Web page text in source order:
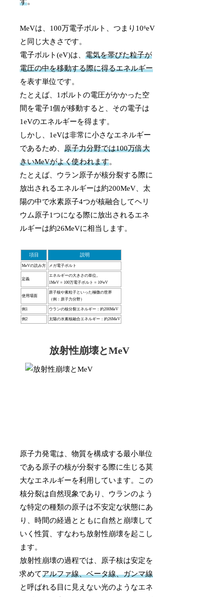
す。
MeVは、100万電子ボルト、つまり10⁶eV
と同じ大きさです。
電子ボルト(eV)は、電気を帯びた粒子が
電圧の中を移動する際に得るエネルギー
を表す単位です。
たとえば、1ボルトの電圧がかかった空
間を電子1個が移動すると、その電子は
1eVのエネルギーを得ます。
しかし、1eVは非常に小さなエネルギー
であるため、原子力分野では100万倍大
きいMeVがよく使われます。
たとえば、ウラン原子が核分裂する際に
放出されるエネルギーは約200MeV、太
陽の中で水素原子4つが核融合してヘリ
ウム原子1つになる際に放出されるエネ
ルギーは約26MeVに相当します。
項目 説明
MeVの読み方 メガ電子ボルト
定義
エネルギーの大きさの単位。
1MeV = 100万電子ボルト = 10⁶eV
使用場面
原子核や素粒子といった極微の世界
（例：原子力分野）
例1 ウランの核分裂エネルギー：約200MeV
例2 太陽の水素核融合エネルギー：約26MeV
放射性崩壊とMeV
原子力発電は、物質を構成する最小単位
である原子の核が分裂する際に生じる莫
大なエネルギーを利用しています。この
核分裂は自然現象であり、ウランのよう
な特定の種類の原子は不安定な状態にあ
り、時間の経過とともに自然と崩壊して
いく性質、すなわち放射性崩壊を起こし
ます。
放射性崩壊の過程では、原子核は安定を
求めてアルファ線、ベータ線、ガンマ線
と呼ばれる目に見えない光のようなエネ